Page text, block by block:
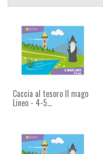
Caccia al tesoro Il mago
Lineo - 4-5...